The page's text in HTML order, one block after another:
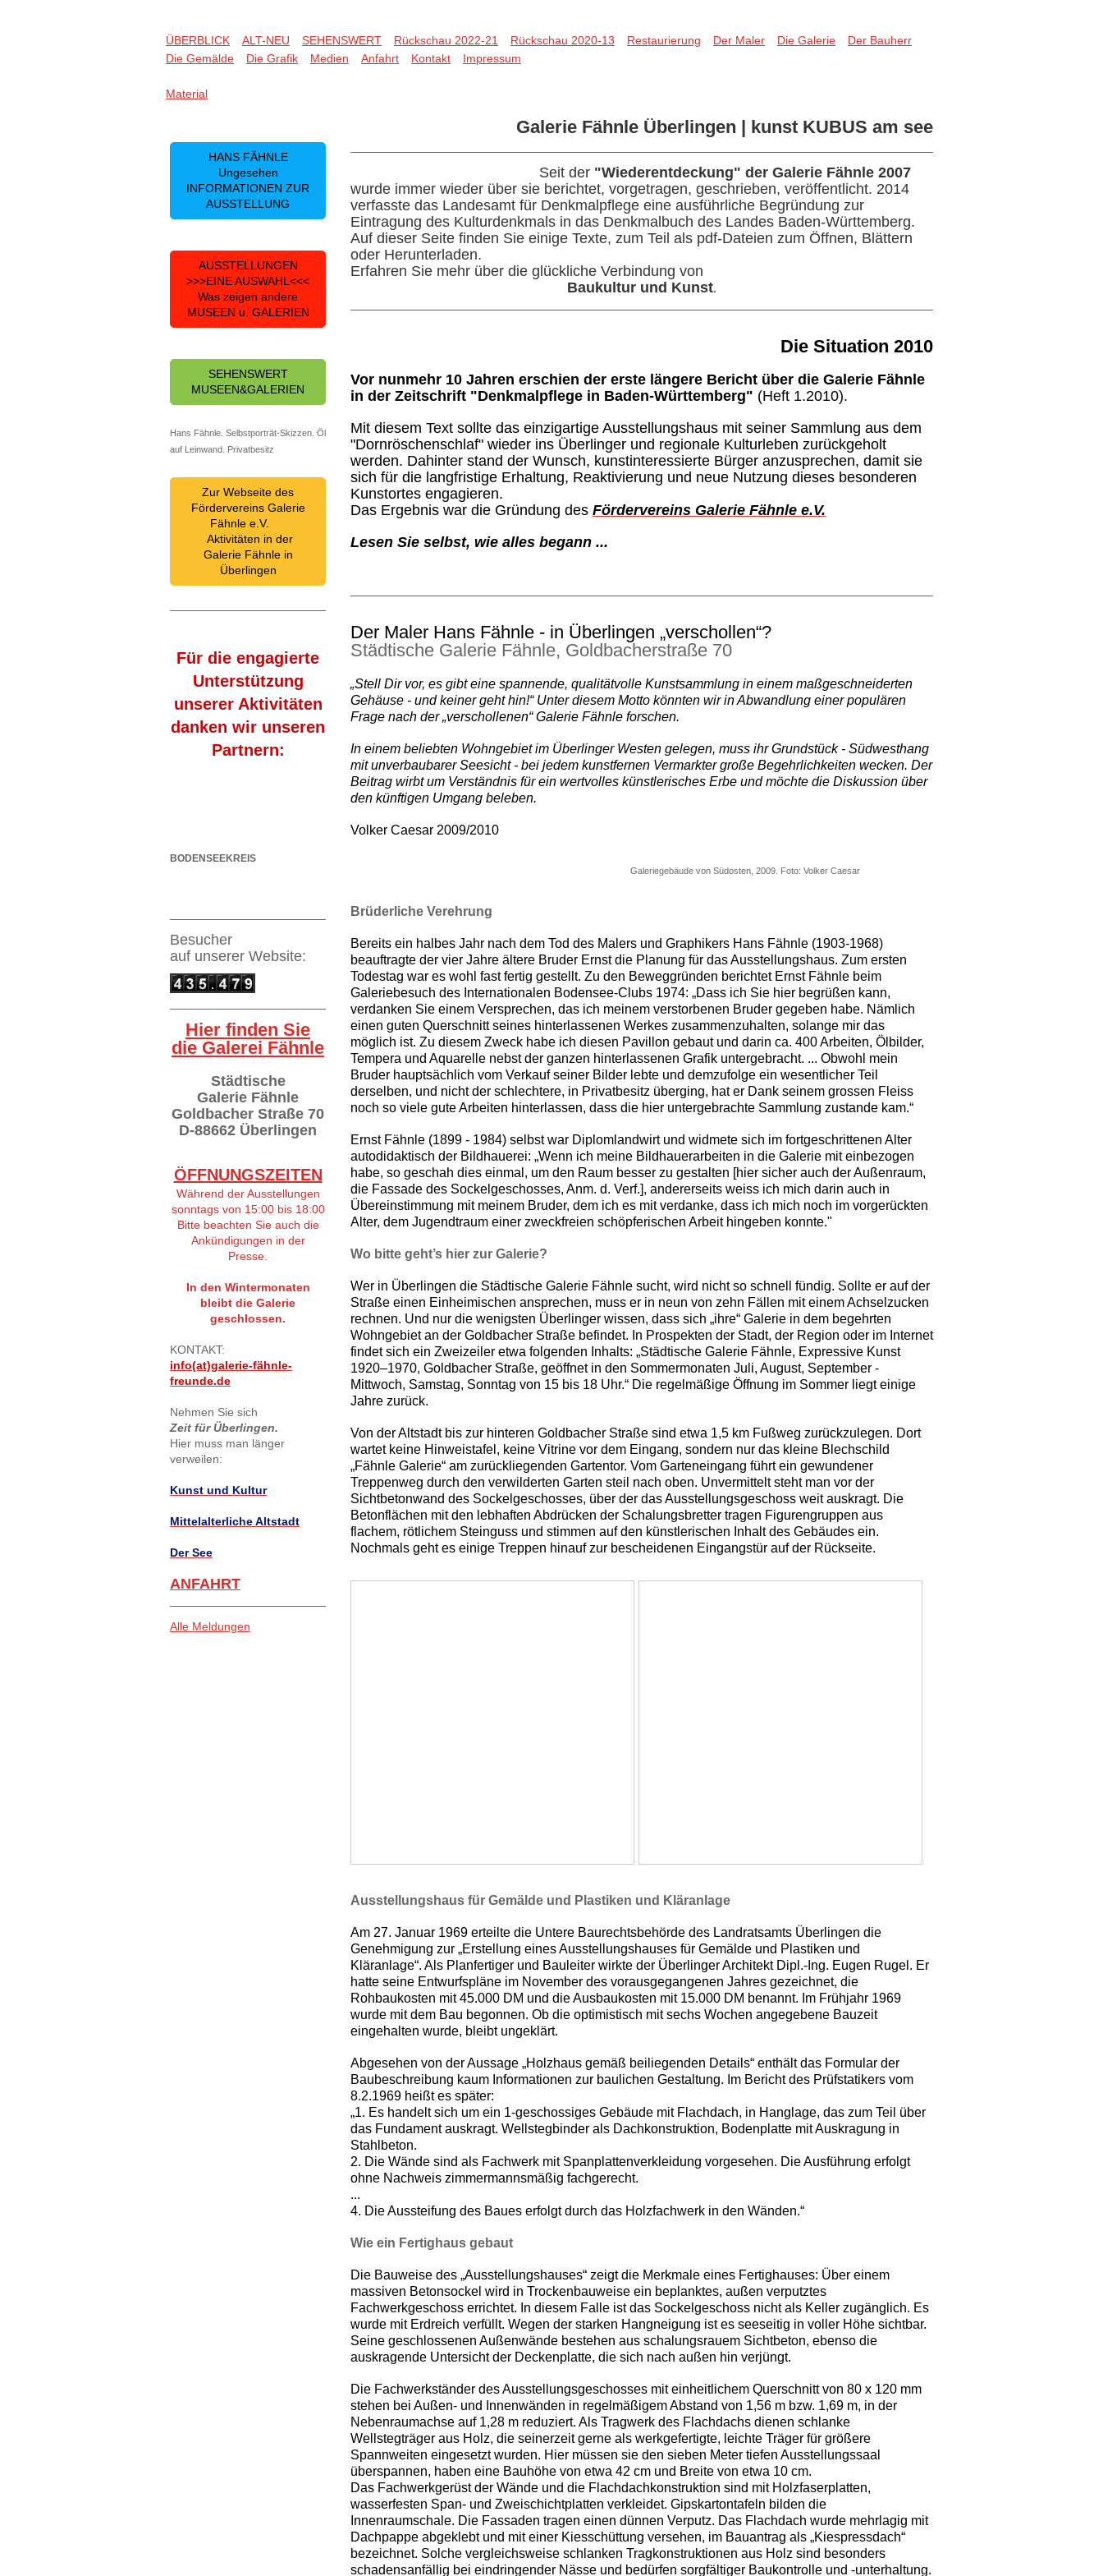
ÜBERBLICK ALT-NEU SEHENSWERT Rückschau 2022-21 Rückschau 2020-13 Restaurierung Der Maler Die Galerie
Der Bauherr
Die Gemälde
Die Grafik Medien Anfahrt Kontakt Impressum
Galerie Fähnle Überlingen | kunst KUBUS am see
Seit der "Wiederentdeckung" der Galerie Fähnle 2007
wurde immer wieder über sie berichtet, vorgetragen, geschrieben, veröffentlicht. 2014
verfasste das Landesamt für Denkmalpflege eine ausführliche Begründung zur
Eintragung des Kulturdenkmals in das Denkmalbuch des Landes Baden-Württemberg.
Auf dieser Seite finden Sie einige Texte, zum Teil als pdf-Dateien zum Öffnen, Blättern
oder Herunterladen.
Erfahren Sie mehr über die glückliche Verbindung von
Baukultur und Kunst.
Die Situation 2010
Vor nunmehr 10 Jahren erschien der erste längere Bericht über die Galerie Fähnle
in der Zeitschrift "Denkmalpflege in Baden-Württemberg" (Heft 1.2010).
Mit diesem Text sollte das einzigartige Ausstellungshaus mit seiner Sammlung aus dem
"Dornröschenschlaf" wieder ins Überlinger und regionale Kulturleben zurückgeholt
werden. Dahinter stand der Wunsch, kunstinteressierte Bürger anzusprechen, damit sie
sich für die langfristige Erhaltung, Reaktivierung und neue Nutzung dieses besonderen
Kunstortes engagieren.
Das Ergebnis war die Gründung des Fördervereins Galerie Fähnle e.V.
Lesen Sie selbst, wie alles begann ...
Der Maler Hans Fähnle - in Überlingen „verschollen“?
Städtische Galerie Fähnle, Goldbacherstraße 70
„Stell Dir vor, es gibt eine spannende, qualitätvolle Kunstsammlung in einem maßgeschneiderten
Gehäuse - und keiner geht hin!“ Unter diesem Motto könnten wir in Abwandlung einer populären
Frage nach der „verschollenen“ Galerie Fähnle forschen.
In einem beliebten Wohngebiet im Überlinger Westen gelegen, muss ihr Grundstück - Südwesthang
mit unverbaubarer Seesicht - bei jedem kunstfernen Vermarkter große Begehrlichkeiten wecken. Der
Beitrag wirbt um Verständnis für ein wertvolles künstlerisches Erbe und möchte die Diskussion über
den künftigen Umgang beleben.
Volker Caesar 2009/2010
Galeriegebäude von Südosten, 2009. Foto: Volker Caesar
Brüderliche Verehrung
Bereits ein halbes Jahr nach dem Tod des Malers und Graphikers Hans Fähnle (1903-1968)
beauftragte der vier Jahre ältere Bruder Ernst die Planung für das Ausstellungshaus. Zum ersten
Todestag war es wohl fast fertig gestellt. Zu den Beweggründen berichtet Ernst Fähnle beim
Galeriebesuch des Internationalen Bodensee-Clubs 1974: „Dass ich Sie hier begrüßen kann,
verdanken Sie einem Versprechen, das ich meinem verstorbenen Bruder gegeben habe. Nämlich
einen guten Querschnitt seines hinterlassenen Werkes zusammenzuhalten, solange mir das
möglich ist. Zu diesem Zweck habe ich diesen Pavillon gebaut und darin ca. 400 Arbeiten, Ölbilder,
Tempera und Aquarelle nebst der ganzen hinterlassenen Grafik untergebracht. ... Obwohl mein
Bruder hauptsächlich vom Verkauf seiner Bilder lebte und demzufolge ein wesentlicher Teil
derselben, und nicht der schlechtere, in Privatbesitz überging, hat er Dank seinem grossen Fleiss
noch so viele gute Arbeiten hinterlassen, dass die hier untergebrachte Sammlung zustande kam.“
Ernst Fähnle (1899 - 1984) selbst war Diplomlandwirt und widmete sich im fortgeschrittenen Alter
autodidaktisch der Bildhauerei: „Wenn ich meine Bildhauerarbeiten in die Galerie mit einbezogen
habe, so geschah dies einmal, um den Raum besser zu gestalten [hier sicher auch der Außenraum,
die Fassade des Sockelgeschosses, Anm. d. Verf.], andererseits weiss ich mich darin auch in
Übereinstimmung mit meinem Bruder, dem ich es mit verdanke, dass ich mich noch im vorgerückten
Alter, dem Jugendtraum einer zweckfreien schöpferischen Arbeit hingeben konnte."
Wo bitte geht’s hier zur Galerie?
Wer in Überlingen die Städtische Galerie Fähnle sucht, wird nicht so schnell fündig. Sollte er auf der
Straße einen Einheimischen ansprechen, muss er in neun von zehn Fällen mit einem Achselzucken
rechnen. Und nur die wenigsten Überlinger wissen, dass sich „ihre“ Galerie in dem begehrten
Wohngebiet an der Goldbacher Straße befindet. In Prospekten der Stadt, der Region oder im Internet
findet sich ein Zweizeiler etwa folgenden Inhalts: „Städtische Galerie Fähnle, Expressive Kunst
1920–1970, Goldbacher Straße, geöffnet in den Sommermonaten Juli, August, September -
Mittwoch, Samstag, Sonntag von 15 bis 18 Uhr.“ Die regelmäßige Öffnung im Sommer liegt einige
Jahre zurück.
Von der Altstadt bis zur hinteren Goldbacher Straße sind etwa 1,5 km Fußweg zurückzulegen. Dort
wartet keine Hinweistafel, keine Vitrine vor dem Eingang, sondern nur das kleine Blechschild
„Fähnle Galerie“ am zurückliegenden Gartentor. Vom Garteneingang führt ein gewundener
Treppenweg durch den verwilderten Garten steil nach oben. Unvermittelt steht man vor der
Sichtbetonwand des Sockelgeschosses, über der das Ausstellungsgeschoss weit auskragt. Die
Betonflächen mit den lebhaften Abdrücken der Schalungsbretter tragen Figurengruppen aus
flachem, rötlichem Steinguss und stimmen auf den künstlerischen Inhalt des Gebäudes ein.
Nochmals geht es einige Treppen hinauf zur bescheidenen Eingangstür auf der Rückseite.
Ausstellungshaus für Gemälde und Plastiken und Kläranlage
Am 27. Januar 1969 erteilte die Untere Baurechtsbehörde des Landratsamts Überlingen die
Genehmigung zur „Erstellung eines Ausstellungshauses für Gemälde und Plastiken und
Kläranlage“. Als Planfertiger und Bauleiter wirkte der Überlinger Architekt Dipl.-Ing. Eugen Rugel. Er
hatte seine Entwurfspläne im November des vorausgegangenen Jahres gezeichnet, die
Rohbaukosten mit 45.000 DM und die Ausbaukosten mit 15.000 DM benannt. Im Frühjahr 1969
wurde mit dem Bau begonnen. Ob die optimistisch mit sechs Wochen angegebene Bauzeit
eingehalten wurde, bleibt ungeklärt.
Abgesehen von der Aussage „Holzhaus gemäß beiliegenden Details“ enthält das Formular der
Baubeschreibung kaum Informationen zur baulichen Gestaltung. Im Bericht des Prüfstatikers vom
8.2.1969 heißt es später:
„1. Es handelt sich um ein 1-geschossiges Gebäude mit Flachdach, in Hanglage, das zum Teil über
das Fundament auskragt. Wellstegbinder als Dachkonstruktion, Bodenplatte mit Auskragung in
Stahlbeton.
2. Die Wände sind als Fachwerk mit Spanplattenverkleidung vorgesehen. Die Ausführung erfolgt
ohne Nachweis zimmermannsmäßig fachgerecht.
...
4. Die Aussteifung des Baues erfolgt durch das Holzfachwerk in den Wänden.“
Wie ein Fertighaus gebaut
Die Bauweise des „Ausstellungshauses“ zeigt die Merkmale eines Fertighauses: Über einem
massiven Betonsockel wird in Trockenbauweise ein beplanktes, außen verputztes
Fachwerkgeschoss errichtet. In diesem Falle ist das Sockelgeschoss nicht als Keller zugänglich. Es
wurde mit Erdreich verfüllt. Wegen der starken Hangneigung ist es seeseitig in voller Höhe sichtbar.
Seine geschlossenen Außenwände bestehen aus schalungsrauem Sichtbeton, ebenso die
auskragende Untersicht der Deckenplatte, die sich nach außen hin verjüngt.
Die Fachwerkständer des Ausstellungsgeschosses mit einheitlichem Querschnitt von 80 x 120 mm
stehen bei Außen- und Innenwänden in regelmäßigem Abstand von 1,56 m bzw. 1,69 m, in der
Nebenraumachse auf 1,28 m reduziert. Als Tragwerk des Flachdachs dienen schlanke
Wellstegträger aus Holz, die seinerzeit gerne als werkgefertigte, leichte Träger für größere
Spannweiten eingesetzt wurden. Hier müssen sie den sieben Meter tiefen Ausstellungssaal
überspannen, haben eine Bauhöhe von etwa 42 cm und Breite von etwa 10 cm.
Das Fachwerkgerüst der Wände und die Flachdachkonstruktion sind mit Holzfaserplatten,
wasserfesten Span- und Zweischichtplatten verkleidet. Gipskartontafeln bilden die
Innenraumschale. Die Fassaden tragen einen dünnen Verputz. Das Flachdach wurde mehrlagig mit
Dachpappe abgeklebt und mit einer Kiesschüttung versehen, im Bauantrag als „Kiespressdach“
bezeichnet. Solche vergleichsweise schlanken Tragkonstruktionen aus Holz sind besonders
schadensanfällig bei eindringender Nässe und bedürfen sorgfältiger Baukontrolle und -unterhaltung.
Material
HANS FÄHNLE
Ungesehen
INFORMATIONEN ZUR
AUSSTELLUNG
AUSSTELLUNGEN
>>>EINE AUSWAHL<<<
Was zeigen andere
MUSEEN u. GALERIEN
SEHENSWERT
MUSEEN&GALERIEN
Hans Fähnle. Selbstporträt-Skizzen. Öl
auf Leinwand. Privatbesitz
Zur Webseite des
Fördervereins Galerie
Fähnle e.V.
Aktivitäten in der
Galerie Fähnle in
Überlingen
Für die engagierte
Unterstützung
unserer Aktivitäten
danken wir unseren
Partnern:
BODENSEEKREIS
Besucher
auf unserer Website:
Hier finden Sie
die Galerei Fähnle
Städtische
Galerie Fähnle
Goldbacher Straße 70
D-88662 Überlingen
ÖFFNUNGSZEITEN
Während der Ausstellungen
sonntags von 15:00 bis 18:00
Bitte beachten Sie auch die
Ankündigungen in der
Presse.
In den Wintermonaten
bleibt die Galerie
geschlossen.
KONTAKT:
info(at)galerie-fähnle-
freunde.de
Nehmen Sie sich
Zeit für Überlingen.
Hier muss man länger
verweilen:
Kunst und Kultur
Mittelalterliche Altstadt
Der See
ANFAHRT
Alle Meldungen